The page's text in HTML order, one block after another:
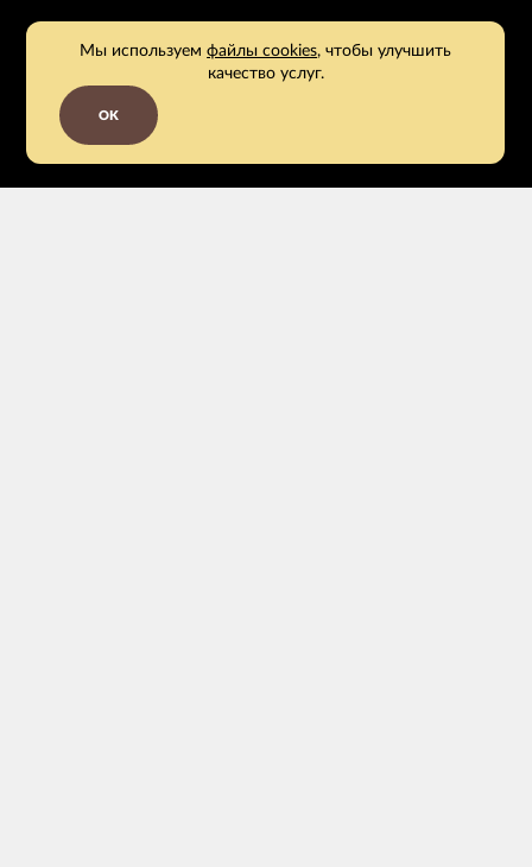
Мы используемфайлы cookies, чтобы улучшить
качество услуг.
OK